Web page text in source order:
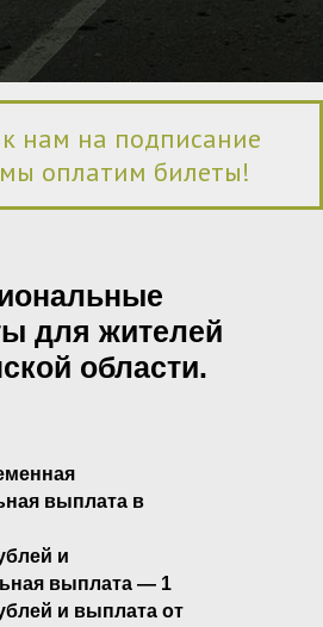
нам на подписание
оплатим билеты!
для жителей
области.
выплата в
и
выплата — 1
и выплата от